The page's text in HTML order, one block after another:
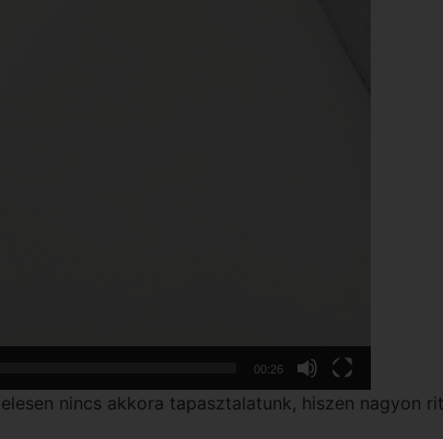
00:26
nincs akkora tapasztalatunk, hiszen nagyon